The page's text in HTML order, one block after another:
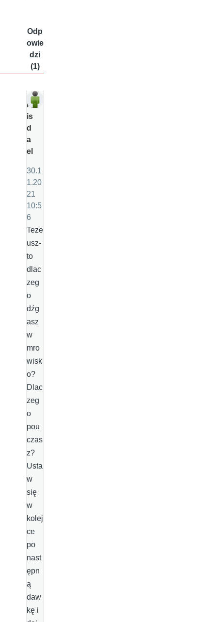
Odp
owie
dzi
(1)
ru
is
d
a
el
30.1
1.20
21
10:5
6
Teze
usz-
to
dlac
zeg
o
dźg
asz
w
mro
wisk
o?
Dlac
zeg
o
pou
czas
z?
Usta
w
się
w
kolej
ce
po
nast
ępn
ą
daw
kę i